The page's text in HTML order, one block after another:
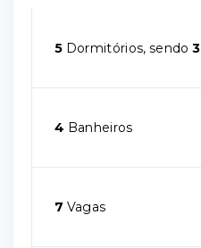
5 Dormitórios, sendo3
4 Banheiros
7 Vagas